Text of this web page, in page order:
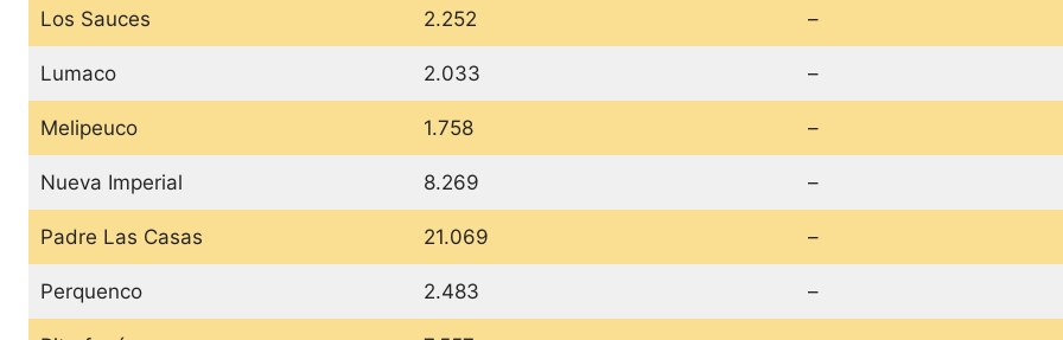
Los Sauces 2.252 –
Lumaco 2.033 –
Melipeuco 1.758 –
Nueva Imperial 8.269 –
Padre Las Casas 21.069 –
Perquenco 2.483 –